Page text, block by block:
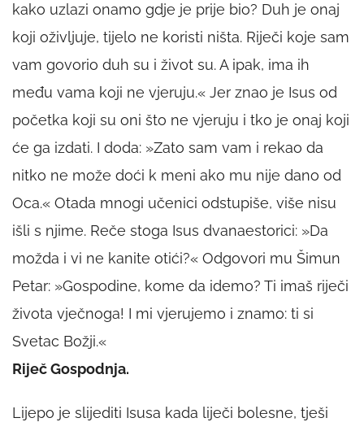
kako uzlazi onamo gdje je prije bio? Duh je onaj
koji oživljuje, tijelo ne koristi ništa. Riječi koje sam
vam govorio duh su i život su. A ipak, ima ih
među vama koji ne vjeruju.« Jer znao je Isus od
početka koji su oni što ne vjeruju i tko je onaj koji
će ga izdati. I doda: »Zato sam vam i rekao da
nitko ne može doći k meni ako mu nije dano od
Oca.« Otada mnogi učenici odstupiše, više nisu
išli s njime. Reče stoga Isus dvanaestorici: »Da
možda i vi ne kanite otići?« Odgovori mu Šimun
Petar: »Gospodine, kome da idemo? Ti imaš riječi
života vječnoga! I mi vjerujemo i znamo: ti si
Svetac Božji.«
Riječ Gospodnja.
Lijepo je slijediti Isusa kada liječi bolesne, tješi